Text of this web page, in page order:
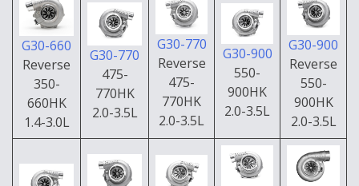
G30-660
Reverse
350-
660HK
1.4-3.0L
G30-770
475-
770HK
2.0-3.5L
G30-770
Reverse
475-
770HK
2.0-3.5L
G30-900
550-
900HK
2.0-3.5L
G30-900
Reverse
550-
900HK
2.0-3.5L